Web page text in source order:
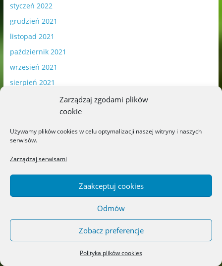
Zarządzaj zgodami plików
cookie
Używamy plików cookies w celu optymalizacji naszej witryny i naszych
serwisów.
Zarządzaj serwisami
Zaakceptuj cookies
Odmów
Zobacz preferencje
Polityka plików cookies
styczeń 2022
grudzień 2021
listopad 2021
październik 2021
wrzesień 2021
sierpień 2021
maj 2021
kwiecień 2021
marzec 2021
luty 2021
listopad 2020